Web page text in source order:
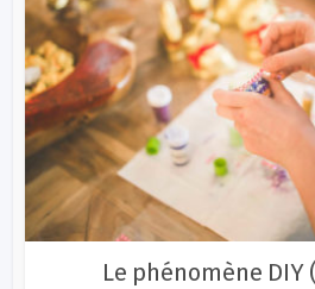
Le phénomène DIY